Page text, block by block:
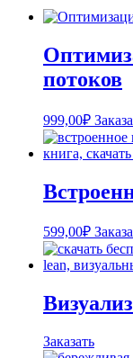
потоков
999,00₽
599,00₽
Заказать